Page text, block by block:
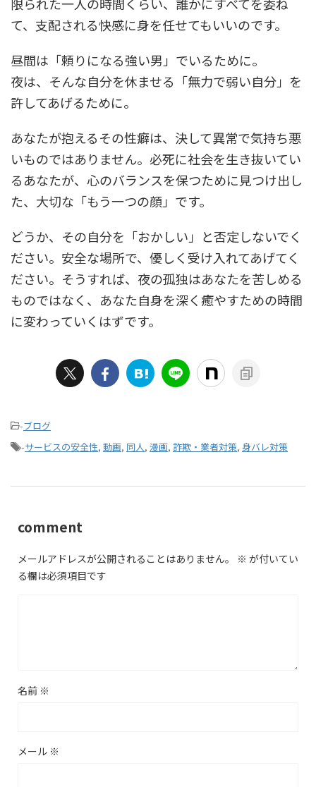
て、支配される快感に身を任せてもいいのです。
昼間は「頼りになる強い男」でいるために。
夜は、そんな自分を休ませる「無力で弱い自分」を
許してあげるために。
あなたが抱えるその性癖は、決して異常で気持ち悪
いものではありません。必死に社会を生き抜いてい
るあなたが、心のバランスを保つために見つけ出し
た、大切な「もう一つの顔」です。
どうか、その自分を「おかしい」と否定しないでく
ださい。安全な場所で、優しく受け入れてあげてく
ださい。そうすれば、夜の孤独はあなたを苦しめる
ものではなく、あなた自身を深く癒やすための時間
に変わっていくはずです。
-ブログ
-サービスの安全性, 動画, 同人, 漫画, 詐欺・業者対策, 身バレ対策
comment
メールアドレスが公開されることはありません。 ※ が付いてい
る欄は必須項目です
名前 ※
メール ※